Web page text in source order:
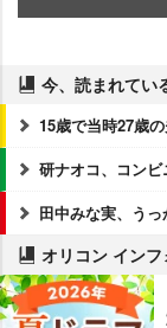
今、読まれてい
15歳で当時27歳
研ナオコ、コン
田中みな実、う
オリコン イン